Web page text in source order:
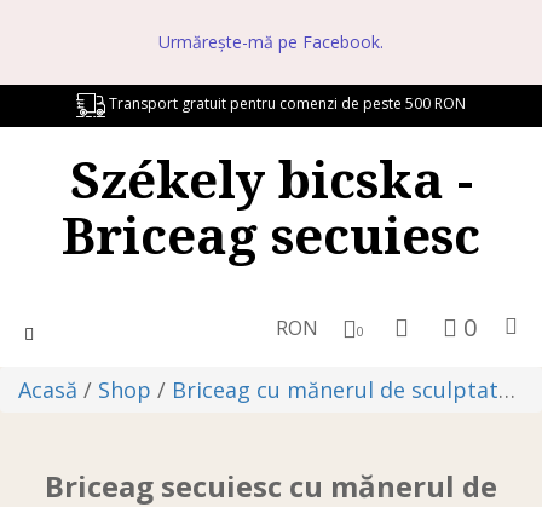
Urmărește-mă pe Facebook.
Transport gratuit pentru comenzi de peste 500 RON
Székely bicska -
Briceag secuiesc
Toggle
0
0
RON
Acasă / Shop / Briceag cu mănerul de sculptate /
Briceag secuiesc cu mănerul de